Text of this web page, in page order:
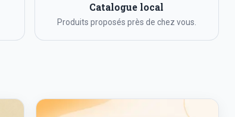
Catalogue local
Produits proposés près de chez vous.